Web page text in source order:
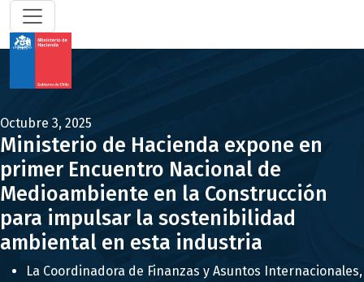
Octubre 3, 2025
Ministerio de Hacienda expone en
primer Encuentro Nacional de
Medioambiente en la Construcción
para impulsar la sostenibilidad
ambiental en esta industria
La Coordinadora de Finanzas y Asuntos Internacionales,